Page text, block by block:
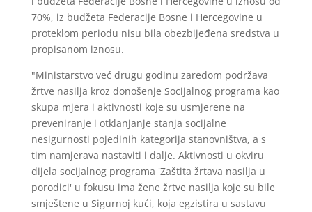
70%, iz budžeta Federacije Bosne i Hercegovine u
proteklom periodu nisu bila obezbijeđena sredstva u
propisanom iznosu.
"Ministarstvo već drugu godinu zaredom podržava
žrtve nasilja kroz donošenje Socijalnog programa kao
skupa mjera i aktivnosti koje su usmjerene na
preveniranje i otklanjanje stanja socijalne
nesigurnosti pojedinih kategorija stanovništva, a s
tim namjerava nastaviti i dalje. Aktivnosti u okviru
dijela socijalnog programa 'Zaštita žrtava nasilja u
porodici' u fokusu ima žene žrtve nasilja koje su bile
smještene u Sigurnoj kući, koja egzistira u sastavu